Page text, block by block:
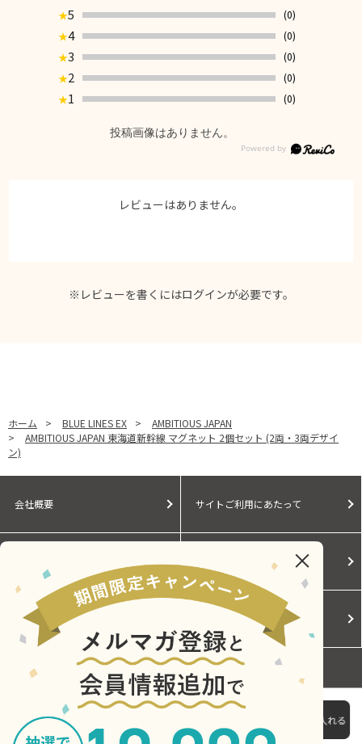
★5
(0)
★4
(0)
★3
(0)
★2
(0)
★1 (0)
投稿画像はありません。
レビューはありません。
※レビューを書くにはログインが必要です。
ホーム > BLUE LINES EX >
AMBITIOUS JAPAN
>
AMBITIOUS JAPAN 東海道新幹線 マグネット 2個セット (2両・3両デザイ
ン)
会社概要 サイトご利用にあたって
Cookieポリシー ご利用規約
お問い合わせ
Copyright © Central Japan Railway Company. All Rights Reserved.
AMBITIOUS JAPAN 東海道新幹線 マグネット 2個セット
(2両・3両デザイン)
2,970円 （税込）